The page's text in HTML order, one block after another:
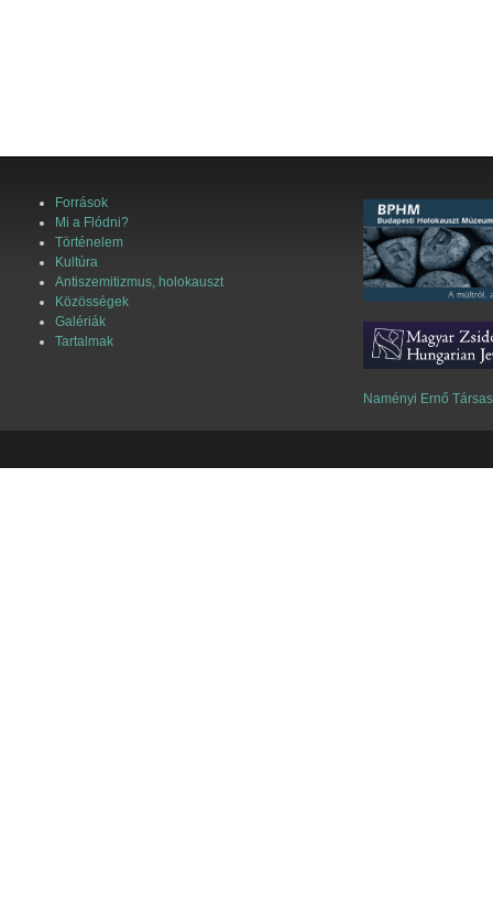
Források
Mi a Flódni?
Történelem
Kultúra
Antiszemitizmus, holokauszt
Közösségek
Galériák
Tartalmak
Naményi Ernő